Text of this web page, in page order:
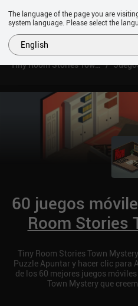
Tiny Room Stories Town Mystery
60 juegos
Room Stories
Tiny Room Stories Town
Puzzle Apuntar y hacer clic para
de los 60 mejores juegos
Town Mystery que
The language of the page you are
system language. Please select the
English